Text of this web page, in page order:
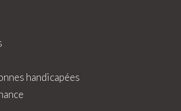
handicapées